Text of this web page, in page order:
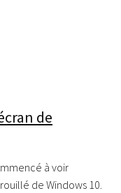
de
à voir
de Windows 10.